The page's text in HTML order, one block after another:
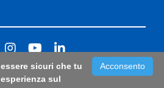
di prima istanza per
Acconsento
sicuri che tu
sul